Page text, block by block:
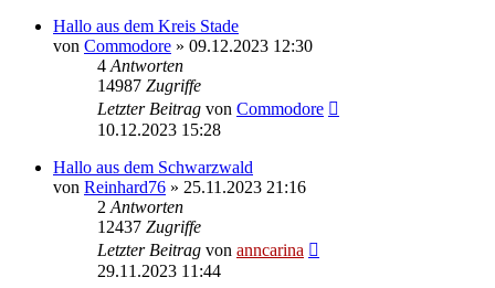
Hallo aus dem Kreis Stade
von Commodore » 09.12.2023 12:30
4 Antworten
14987 Zugriffe
Letzter Beitrag von Commodore
10.12.2023 15:28
Hallo aus dem Schwarzwald
von Reinhard76 » 25.11.2023 21:16
2 Antworten
12437 Zugriffe
Letzter Beitrag von anncarina
29.11.2023 11:44